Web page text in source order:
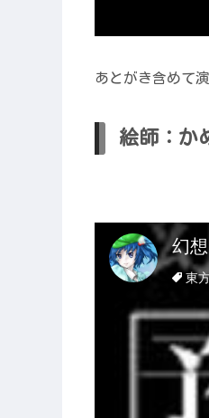
あとがき含めて
絵師：か